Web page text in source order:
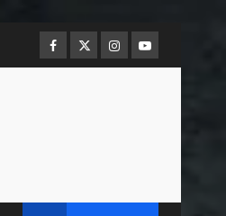
Facebook
TwitterInstagram
Youtube